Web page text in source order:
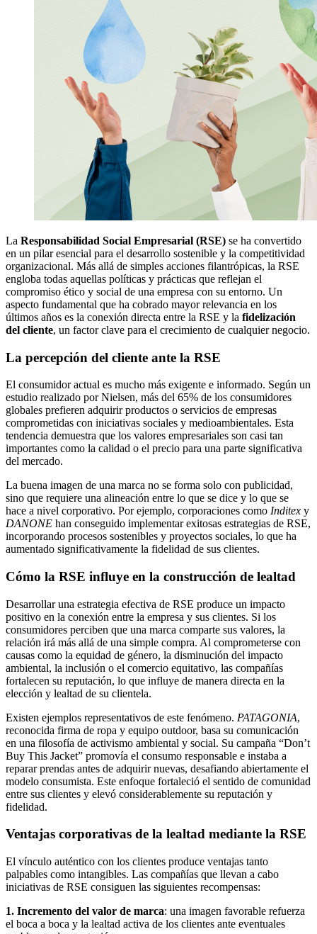
La Responsabilidad Social Empresarial (RSE) se ha convertido
en un pilar esencial para el desarrollo sostenible y la competitividad
organizacional. Más allá de simples acciones filantrópicas, la RSE
engloba todas aquellas políticas y prácticas que reflejan el
compromiso ético y social de una empresa con su entorno. Un
aspecto fundamental que ha cobrado mayor relevancia en los
últimos años es la conexión directa entre la RSE y la fidelización
del cliente, un factor clave para el crecimiento de cualquier negocio.
La percepción del cliente ante la RSE
El consumidor actual es mucho más exigente e informado. Según un
estudio realizado por Nielsen, más del 65% de los consumidores
globales prefieren adquirir productos o servicios de empresas
comprometidas con iniciativas sociales y medioambientales. Esta
tendencia demuestra que los valores empresariales son casi tan
importantes como la calidad o el precio para una parte significativa
del mercado.
La buena imagen de una marca no se forma solo con publicidad,
sino que requiere una alineación entre lo que se dice y lo que se
hace a nivel corporativo. Por ejemplo, corporaciones como Inditex y
DANONE han conseguido implementar exitosas estrategias de RSE,
incorporando procesos sostenibles y proyectos sociales, lo que ha
aumentado significativamente la fidelidad de sus clientes.
Cómo la RSE influye en la construcción de lealtad
Desarrollar una estrategia efectiva de RSE produce un impacto
positivo en la conexión entre la empresa y sus clientes. Si los
consumidores perciben que una marca comparte sus valores, la
relación irá más allá de una simple compra. Al comprometerse con
causas como la equidad de género, la disminución del impacto
ambiental, la inclusión o el comercio equitativo, las compañías
fortalecen su reputación, lo que influye de manera directa en la
elección y lealtad de su clientela.
Existen ejemplos representativos de este fenómeno. PATAGONIA,
reconocida firma de ropa y equipo outdoor, basa su comunicación
en una filosofía de activismo ambiental y social. Su campaña “Don’t
Buy This Jacket” promovía el consumo responsable e instaba a
reparar prendas antes de adquirir nuevas, desafiando abiertamente el
modelo consumista. Este enfoque fortaleció el sentido de comunidad
entre sus clientes y elevó considerablemente su reputación y
fidelidad.
Ventajas corporativas de la lealtad mediante la RSE
El vínculo auténtico con los clientes produce ventajas tanto
palpables como intangibles. Las compañías que llevan a cabo
iniciativas de RSE consiguen las siguientes recompensas:
1. Incremento del valor de marca: una imagen favorable refuerza
el boca a boca y la lealtad activa de los clientes ante eventuales